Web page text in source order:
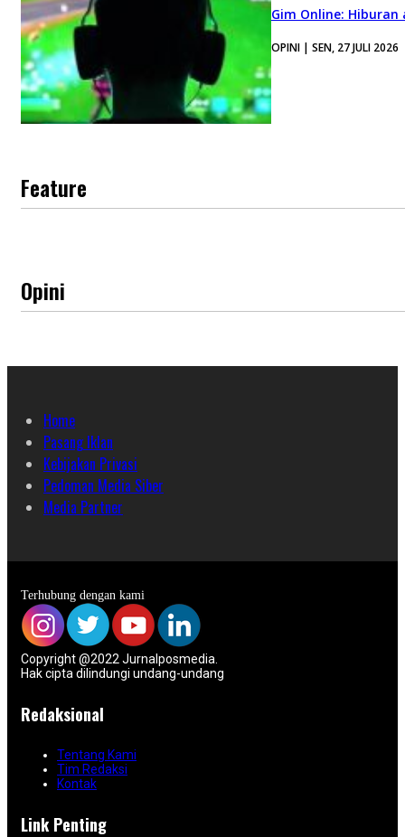
Gim Online:
OPINI | SEN, 27 JULI 2026
Feature
Opini
Home
Pasang Iklan
Kebijakan Privasi
Pedoman Media Siber
Media Partner
Terhubung dengan kami
Copyright @2022 Jurnalposmedia.
Hak cipta dilindungi undang-undang
Redaksional
Tentang Kami
Tim Redaksi
Kontak
Link Penting